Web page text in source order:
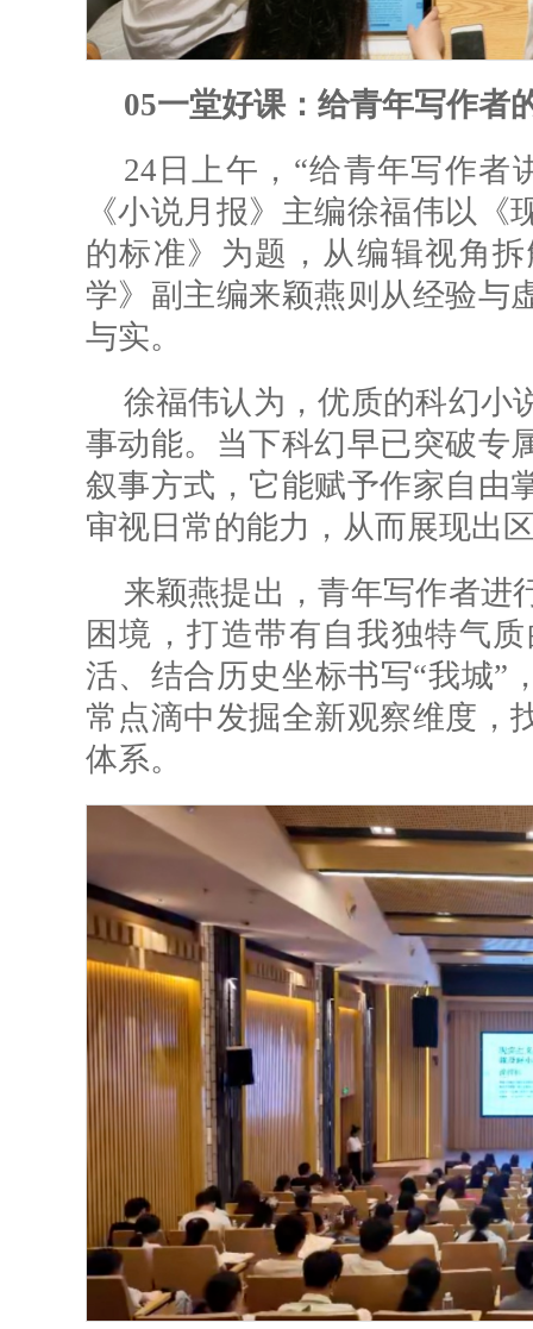
05一堂好课：给青年写作者
24日上午，“给青年写作者
《小说月报》主编徐福伟以
的标准》为题，从编辑视角
学》副主编来颖燕则从经验与
与实。
徐福伟认为，优质的科幻小
事动能。当下科幻早已突破专
叙事方式，它能赋予作家自由
审视日常的能力，从而展现出
来颖燕提出，青年写作者进
困境，打造带有自我独特气
活、结合历史坐标书写“我城”
常点滴中发掘全新观察维度，
体系。